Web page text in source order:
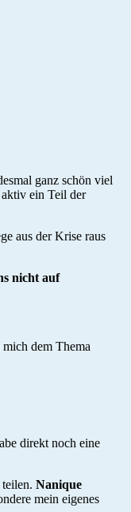
ganz schön viel
ein Teil der
aus der Krise raus
nicht auf
dem Thema
direkt noch eine
Nanique
mein eigenes